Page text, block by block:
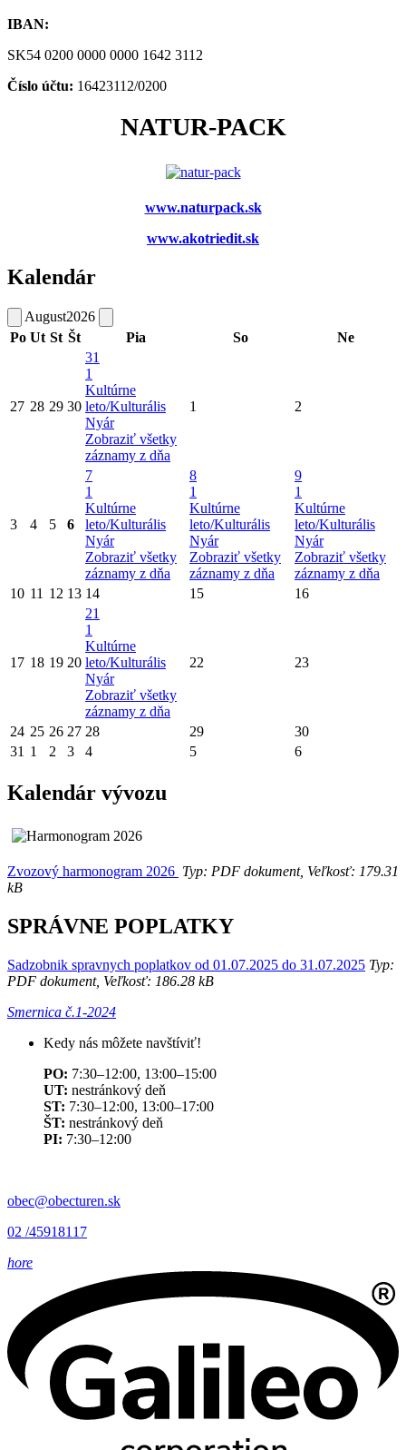
IBAN:
SK54 0200 0000 0000 1642 3112
Číslo účtu: 16423112/0200
NATUR-PACK
www.naturpack.sk
www.akotriedit.sk
Kalendár
August2026
Po Ut St Št Pia So Ne
27 28 29 30
31
1
Kultúrne
leto/Kulturális
Nyár
Zobraziť všetky
záznamy z dňa
1 2
3 4 5 6
7
1
Kultúrne
leto/Kulturális
Nyár
Zobraziť všetky
záznamy z dňa
8
1
Kultúrne
leto/Kulturális
Nyár
Zobraziť všetky
záznamy z dňa
9
1
Kultúrne
leto/Kulturális
Nyár
Zobraziť všetky
záznamy z dňa
10 11 12 13 14 15 16
17 18 19 20
21
1
Kultúrne
leto/Kulturális
Nyár
Zobraziť všetky
záznamy z dňa
22 23
24 25 26 27 28 29
30
31 1 2 3 4 5 6
Kalendár vývozu
Zvozový harmonogram 2026 Typ: PDF dokument, Veľkosť: 179.31
kB
SPRÁVNE POPLATKY
Sadzobnik spravnych poplatkov od 01.07.2025 do 31.07.2025 Typ:
PDF dokument, Veľkosť: 186.28 kB
Smernica č.1-2024
Kedy nás môžete navštíviť!
PO: 7:30–12:00, 13:00–15:00
UT: nestránkový deň
ST: 7:30–12:00, 13:00–17:00
ŠT: nestránkový deň
PI: 7:30–12:00
obec@obecturen.sk
02 /45918117
hore